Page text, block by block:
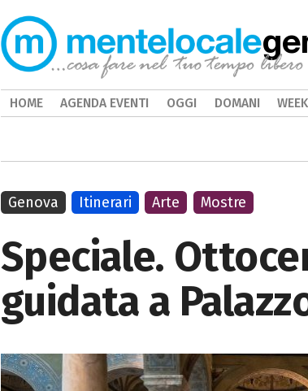
Speciale.
guidata a
Genova Itinerari Arte Mostre
HOME AGENDA EVENTI OGGI DOMANI